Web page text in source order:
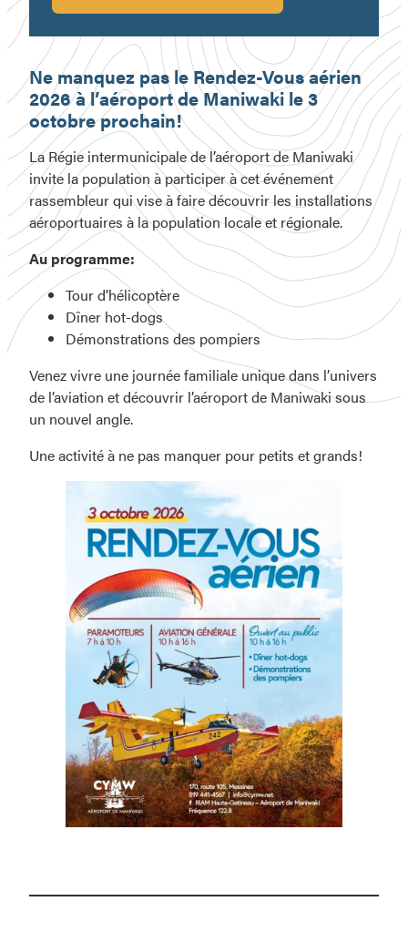
Ne manquez pas le Rendez-Vous aérien
2026 à l’aéroport de Maniwaki le 3
octobre prochain!
La Régie intermunicipale de l’aéroport de Maniwaki
invite la population à participer à cet événement
rassembleur qui vise à faire découvrir les installations
aéroportuaires à la population locale et régionale.
Au programme:
Tour d’hélicoptère
Dîner hot-dogs
Démonstrations des pompiers
Venez vivre une journée familiale unique dans l’univers
de l’aviation et découvrir l’aéroport de Maniwaki sous
un nouvel angle.
Une activité à ne pas manquer pour petits et grands!